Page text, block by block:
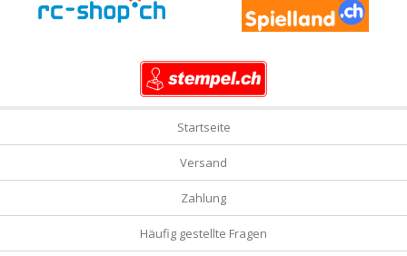
Startseite
Versand
Zahlung
Häufig gestellte Fragen